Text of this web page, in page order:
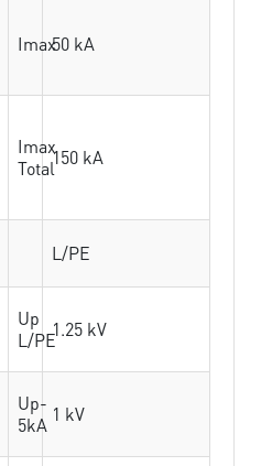
Imax50 kA
Imax
Total150 kA
L/PE
Up
L/PE1.25 kV
Up-
5kA 1 kV